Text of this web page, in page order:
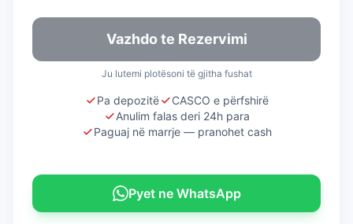
Vazhdo te Rezervimi
Ju lutemi plotësoni të gjitha fushat
Pa depozitë
CASCO e përfshirë
Anulim falas deri 24h para
Paguaj në marrje — pranohet cash
Pyet ne WhatsApp